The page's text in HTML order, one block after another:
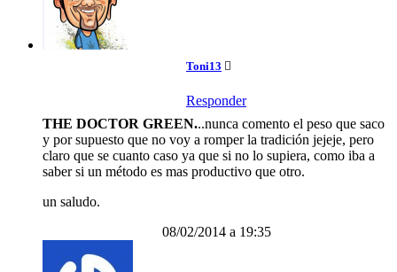
Toni13
Responder
THE DOCTOR GREEN...nunca comento el peso que saco
y por supuesto que no voy a romper la tradición jejeje, pero
claro que se cuanto caso ya que si no lo supiera, como iba a
saber si un método es mas productivo que otro.
un saludo.
08/02/2014 a 19:35